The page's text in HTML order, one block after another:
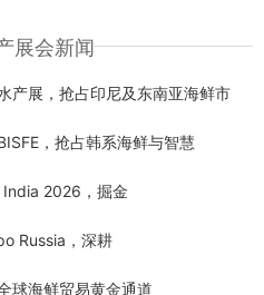
展会新闻
产展，抢占印尼及东南亚海鲜市
，抢占韩系海鲜与智慧
2026，掘金
Russia，深耕
球海鲜贸易黄金通道